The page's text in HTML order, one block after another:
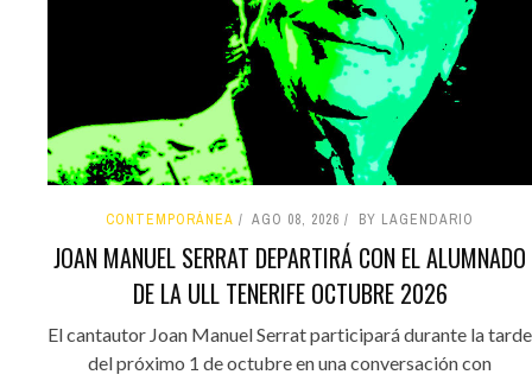
CONTEMPORÁNEA AGO 08, 2026 BY LAGENDARIO
JOAN MANUEL SERRAT DEPARTIRÁ CON EL ALUMNADO
DE LA ULL TENERIFE OCTUBRE 2026
El cantautor Joan Manuel Serrat participará durante la tarde
del próximo 1 de octubre en una conversación con